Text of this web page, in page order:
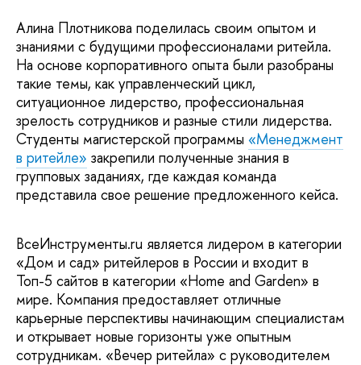
Алина Плотникова поделилась своим опытом и
знаниями с будущими профессионалами ритейла.
На основе корпоративного опыта были разобраны
такие темы, как управленческий цикл,
ситуационное лидерство, профессиональная
зрелость сотрудников и разные стили лидерства.
Студенты магистерской программы «Менеджмент
в ритейле» закрепили полученные знания в
групповых заданиях, где каждая команда
представила свое решение предложенного кейса.
ВсеИнструменты.ru является лидером в категории
«Дом и сад» ритейлеров в России и входит в
Топ-5 сайтов в категории «Home and Garden» в
мире. Компания предоставляет отличные
карьерные перспективы начинающим специалистам
и открывает новые горизонты уже опытным
сотрудникам. «Вечер ритейла» с руководителем